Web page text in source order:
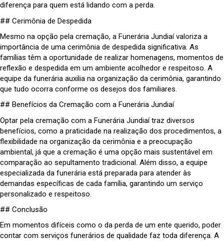
diferença para quem está lidando com a perda.
## Cerimônia de Despedida
Mesmo na opção pela cremação, a Funerária Jundiaí valoriza a
importância de uma cerimônia de despedida significativa. As
famílias têm a oportunidade de realizar homenagens, momentos de
reflexão e despedida em um ambiente acolhedor e respeitoso. A
equipe da funerária auxilia na organização da cerimônia, garantindo
que tudo ocorra conforme os desejos dos familiares.
## Benefícios da Cremação com a Funerária Jundiaí
Optar pela cremação com a Funerária Jundiaí traz diversos
benefícios, como a praticidade na realização dos procedimentos, a
flexibilidade na organização da cerimônia e a preocupação
ambiental, já que a cremação é uma opção mais sustentável em
comparação ao sepultamento tradicional. Além disso, a equipe
especializada da funerária está preparada para atender às
demandas específicas de cada família, garantindo um serviço
personalizado e respeitoso.
## Conclusão
Em momentos difíceis como o da perda de um ente querido, poder
contar com serviços funerários de qualidade faz toda diferença. A